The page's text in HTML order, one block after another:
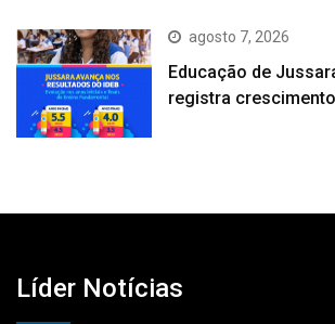
agosto 7, 2026
Educação de
registra
Líder Notícias